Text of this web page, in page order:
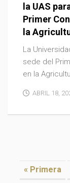
la UAS
Primer
la
La
sede del
en la
ABRIL 18,
« Primera